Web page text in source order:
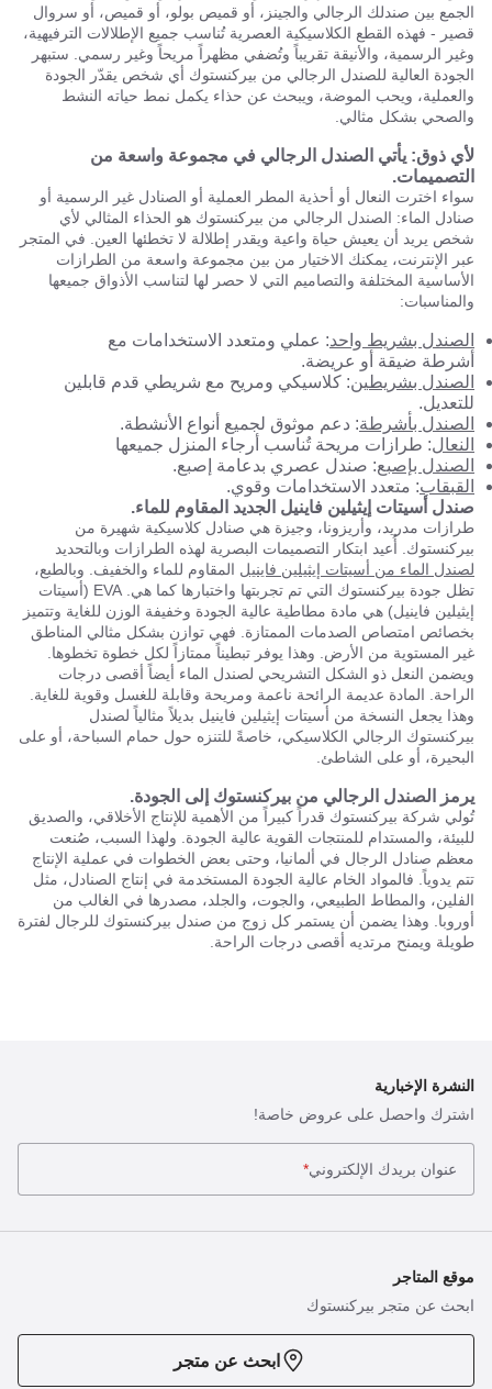
الجمع بين صندلك الرجالي والجينز، أو قميص بولو، أو قميص، أو سروال
قصير - فهذه القطع الكلاسيكية العصرية تُناسب جميع الإطلالات الترفيهية،
وغير الرسمية، والأنيقة تقريباً وتُضفي مظهراً مريحاً وغير رسمي. ستبهر
الجودة العالية للصندل الرجالي من بيركنستوك أي شخص يقدّر الجودة
والعملية، ويحب الموضة، ويبحث عن حذاء يكمل نمط حياته النشط
والصحي بشكل مثالي.
لأي ذوق: يأتي الصندل الرجالي في مجموعة واسعة من
التصميمات.
سواء اخترت النعال أو أحذية المطر العملية أو الصنادل غير الرسمية أو
صنادل الماء: الصندل الرجالي من بيركنستوك هو الحذاء المثالي لأي
شخص يريد أن يعيش حياة واعية ويقدر إطلالة لا تخطئها العين. في المتجر
عبر الإنترنت، يمكنك الاختيار من بين مجموعة واسعة من الطرازات
الأساسية المختلفة والتصاميم التي لا حصر لها لتناسب الأذواق جميعها
والمناسبات:
الصندل بشريط واحد: عملي ومتعدد الاستخدامات مع
أشرطة ضيقة أو عريضة.
الصندل بشريطين: كلاسيكي ومريح مع شريطي قدم قابلين
للتعديل.
الصندل بأشرطة: دعم موثوق لجميع أنواع الأنشطة.
النعال: طرازات مريحة تُناسب أرجاء المنزل جميعها
الصندل بإصبع: صندل عصري بدعامة إصبع.
القبقاب: متعدد الاستخدامات وقوي.
صندل أسيتات إيثيلين فاينيل الجديد المقاوم للماء.
طرازات مدريد، وأريزونا، وجيزة هي صنادل كلاسيكية شهيرة من
بيركنستوك. أُعيد ابتكار التصميمات البصرية لهذه الطرازات وبالتحديد
لصندل الماء من أسيتات إيثيلين فاينيل المقاوم للماء والخفيف. وبالطبع،
تظل جودة بيركنستوك التي تم تجربتها واختبارها كما هي. EVA (أسيتات
إيثيلين فاينيل) هي مادة مطاطية عالية الجودة وخفيفة الوزن للغاية وتتميز
بخصائص امتصاص الصدمات الممتازة. فهي توازن بشكل مثالي المناطق
غير المستوية من الأرض. وهذا يوفر تبطيناً ممتازاً لكل خطوة تخطوها.
ويضمن النعل ذو الشكل التشريحي لصندل الماء أيضاً أقصى درجات
الراحة. المادة عديمة الرائحة ناعمة ومريحة وقابلة للغسل وقوية للغاية.
وهذا يجعل النسخة من أسيتات إيثيلين فاينيل بديلاً مثالياً لصندل
بيركنستوك الرجالي الكلاسيكي، خاصةً للتنزه حول حمام السباحة، أو على
البحيرة، أو على الشاطئ.
يرمز الصندل الرجالي من بيركنستوك إلى الجودة.
تُولي شركة بيركنستوك قدراً كبيراً من الأهمية للإنتاج الأخلاقي، والصديق
للبيئة، والمستدام للمنتجات القوية عالية الجودة. ولهذا السبب، صُنعت
معظم صنادل الرجال في ألمانيا، وحتى بعض الخطوات في عملية الإنتاج
تتم يدوياً. فالمواد الخام عالية الجودة المستخدمة في إنتاج الصنادل، مثل
الفلين، والمطاط الطبيعي، والجوت، والجلد، مصدرها في الغالب من
أوروبا. وهذا يضمن أن يستمر كل زوج من صندل بيركنستوك للرجال لفترة
طويلة ويمنح مرتديه أقصى درجات الراحة.
النشرة الإخبارية
اشترك واحصل على عروض خاصة!
عنوان بريدك الإلكتروني*
موقع المتاجر
ابحث عن متجر بيركنستوك
ابحث عن متجر